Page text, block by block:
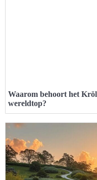
Waarom behoort het
wereldtop?